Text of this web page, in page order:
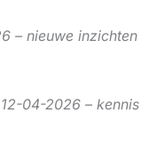
– nieuwe inzichten
04-2026 – kennis